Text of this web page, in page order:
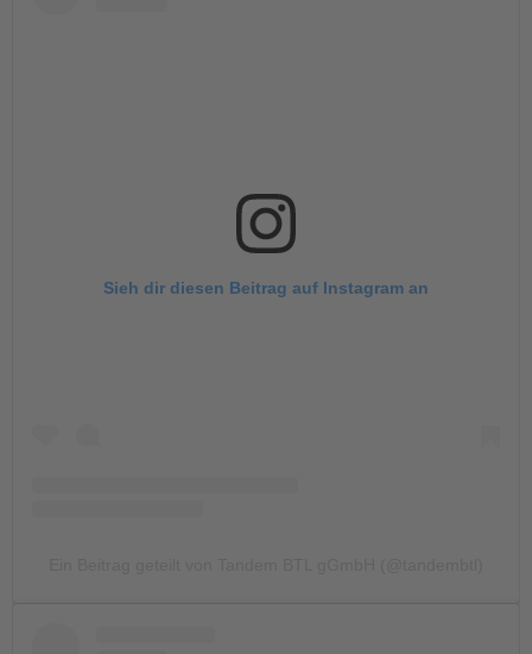
Sieh dir diesen Beitrag auf Instagram an